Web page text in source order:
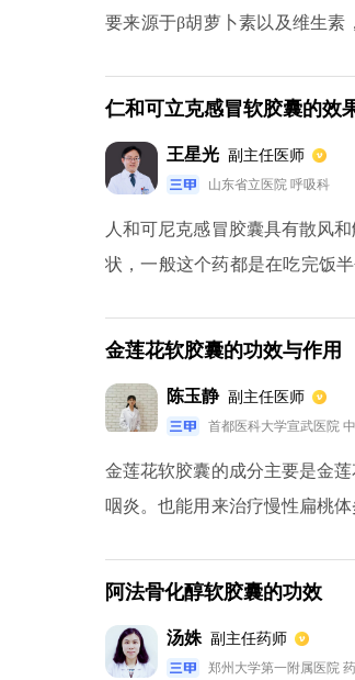
要来源于β胡萝卜素以及维生素
仁和可立克感冒软胶囊的效
王星光 副主任医师
山东省立医院 呼吸科
人和可尼克感冒胶囊具有散风
状，一般这个药都是在吃完饭
金莲花软胶囊的功效与作用
陈玉静 副主任医师
首都医科大学宣武医院
金莲花软胶囊的成分主要是金
咽炎。也能用来治疗慢性扁桃
阿法骨化醇软胶囊的功效
汤姝 副主任药师
郑州大学第一附属医院